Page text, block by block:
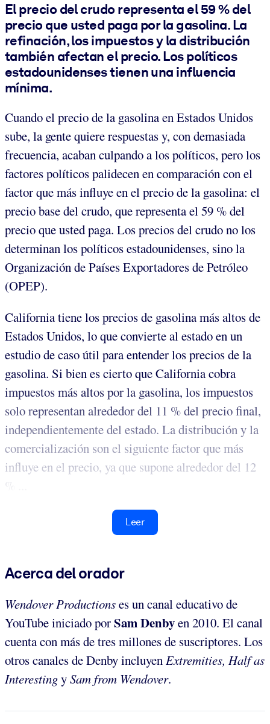
El precio del crudo representa el 59 % del
precio que usted paga por la gasolina. La
refinación, los impuestos y la distribución
también afectan el precio. Los políticos
estadounidenses tienen una influencia
mínima.
Cuando el precio de la gasolina en Estados Unidos
sube, la gente quiere respuestas y, con demasiada
frecuencia, acaban culpando a los políticos, pero los
factores políticos palidecen en comparación con el
factor que más influye en el precio de la gasolina: el
precio base del crudo, que representa el 59 % del
precio que usted paga. Los precios del crudo no los
determinan los políticos estadounidenses, sino la
Organización de Países Exportadores de Petróleo
(OPEP).
California tiene los precios de gasolina más altos de
Estados Unidos, lo que convierte al estado en un
estudio de caso útil para entender los precios de la
gasolina. Si bien es cierto que California cobra
impuestos más altos por la gasolina, los impuestos
solo representan alrededor del 11 % del precio final,
independientemente del estado. La distribución y la
comercialización son el siguiente factor que más
influye en el precio, ya que supone alrededor del 12
% ...
Leer
Acerca del orador
Wendover Productionses un canal educativo de
YouTube iniciado porSam Denbyen 2010. El canal
cuenta con más de tres millones de suscriptores. Los
otros canales de Denby incluyenExtremities, Half as
InterestingySam from Wendover.